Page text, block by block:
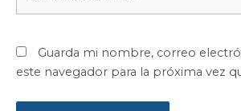
Guarda mi nombre, correo
este navegador para la próxima vez